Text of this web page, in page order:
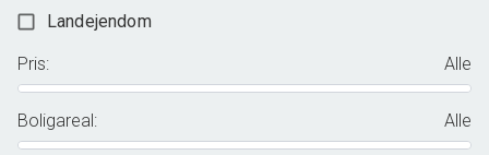
Landejendom
Pris: Alle
Boligareal: Alle